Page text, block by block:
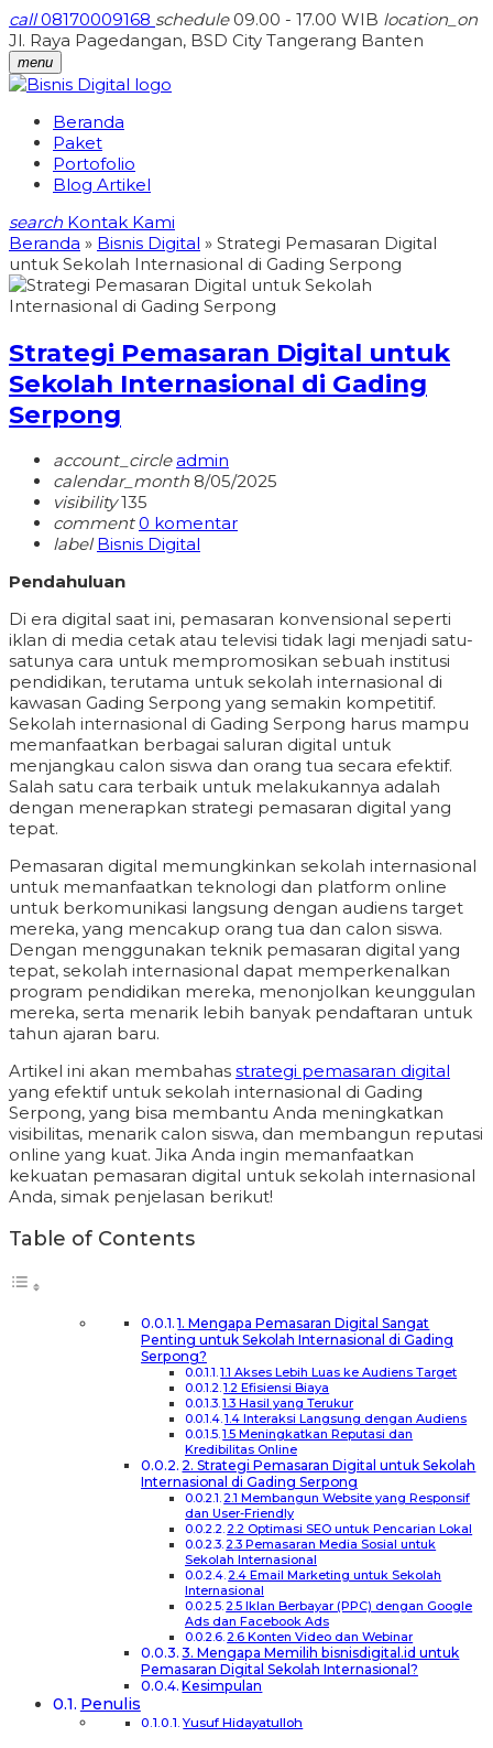
call08170009168 schedule09.00 - 17.00 WIB location_on
Jl. Raya Pagedangan, BSD City Tangerang Banten
menu
Beranda
Paket
Portofolio
Blog Artikel
search Kontak Kami
Beranda » Bisnis Digital » Strategi Pemasaran Digital
untuk Sekolah Internasional di Gading Serpong
Strategi Pemasaran Digital untuk
Sekolah Internasional di Gading
Serpong
account_circle admin
calendar_month 8/05/2025
visibility135
comment 0 komentar
label Bisnis Digital
Pendahuluan
Di era digital saat ini, pemasaran konvensional seperti
iklan di media cetak atau televisi tidak lagi menjadi satu-
satunya cara untuk mempromosikan sebuah institusi
pendidikan, terutama untuk sekolah internasional di
kawasan Gading Serpong yang semakin kompetitif.
Sekolah internasional di Gading Serpong harus mampu
memanfaatkan berbagai saluran digital untuk
menjangkau calon siswa dan orang tua secara efektif.
Salah satu cara terbaik untuk melakukannya adalah
dengan menerapkan strategi pemasaran digital yang
tepat.
Pemasaran digital memungkinkan sekolah internasional
untuk memanfaatkan teknologi dan platform online
untuk berkomunikasi langsung dengan audiens target
mereka, yang mencakup orang tua dan calon siswa.
Dengan menggunakan teknik pemasaran digital yang
tepat, sekolah internasional dapat memperkenalkan
program pendidikan mereka, menonjolkan keunggulan
mereka, serta menarik lebih banyak pendaftaran untuk
tahun ajaran baru.
Artikel ini akan membahas strategi pemasaran digital
yang efektif untuk sekolah internasional di Gading
Serpong, yang bisa membantu Anda meningkatkan
visibilitas, menarik calon siswa, dan membangun reputasi
online yang kuat. Jika Anda ingin memanfaatkan
kekuatan pemasaran digital untuk sekolah internasional
Anda, simak penjelasan berikut!
Table of Contents
1. Mengapa Pemasaran Digital Sangat
Penting untuk Sekolah Internasional di Gading
Serpong?
1.1 Akses Lebih Luas ke Audiens Target
1.2 Efisiensi Biaya
1.3 Hasil yang Terukur
1.4 Interaksi Langsung dengan Audiens
1.5 Meningkatkan Reputasi dan
Kredibilitas Online
2. Strategi Pemasaran Digital untuk Sekolah
Internasional di Gading Serpong
2.1 Membangun Website yang Responsif
dan User-Friendly
2.2 Optimasi SEO untuk Pencarian Lokal
2.3 Pemasaran Media Sosial untuk
Sekolah Internasional
2.4 Email Marketing untuk Sekolah
Internasional
2.5 Iklan Berbayar (PPC) dengan Google
Ads dan Facebook Ads
2.6 Konten Video dan Webinar
3. Mengapa Memilih bisnisdigital.id untuk
Pemasaran Digital Sekolah Internasional?
Kesimpulan
Penulis
Yusuf Hidayatulloh